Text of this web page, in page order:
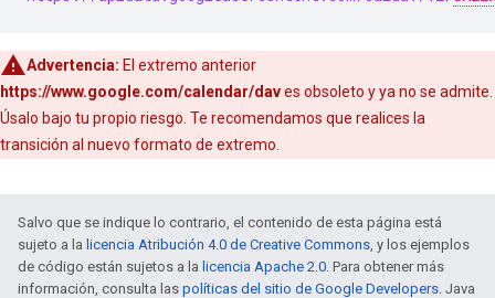
Advertencia: El extremo anterior
https://www.google.com/calendar/daves obsoleto y ya no se admite.
Úsalo bajo tu propio riesgo. Te recomendamos que realices la
transición al nuevo formato de extremo.
Salvo que se indique lo contrario, el contenido de esta página está
sujeto a la licencia Atribución 4.0 de Creative Commons, y los ejemplos
de código están sujetos a la licencia Apache 2.0. Para obtener más
información, consulta las políticas del sitio de Google Developers. Java